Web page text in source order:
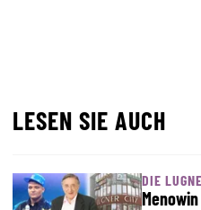
LESEN SIE AUCH
DIE